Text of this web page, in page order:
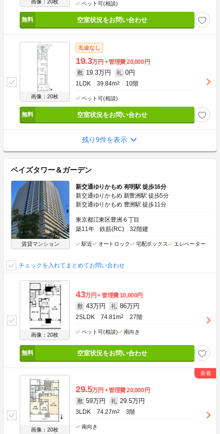
画像：20枚 ペット可(相談)
空室状況をお問い合わせ
画像：20枚
礼金なし
19.3万円 管理費20,000円
敷 19.3万円 礼 0円
1LDK 39.84m2 10階
ペット可(相談)
空室状況をお問い合わせ
残り9件を表示
ベイズタワー＆ガーデン
賃貸マンション
新交通ゆりかもめ 有明駅 徒歩16分
新交通ゆりかもめ 新豊洲駅 徒歩5分
新交通ゆりかもめ 豊洲駅 徒歩11分
東京都江東区豊洲６丁目
築11年
鉄筋(RC) 32階建
駅近 オートロック 宅配ボックス エレベーター
チェックを入れてまとめてお問い合わせ
画像：20枚
43万円 管理費10,000円
敷 43万円 礼 86万円
2SLDK 74.81m2 27階
ペット可(相談) 南向き
空室状況をお問い合わせ
画像：20枚
29.5万円 管理費20,000円
敷 59万円 礼 29.5万円
3LDK 74.27m2 3階
南向き